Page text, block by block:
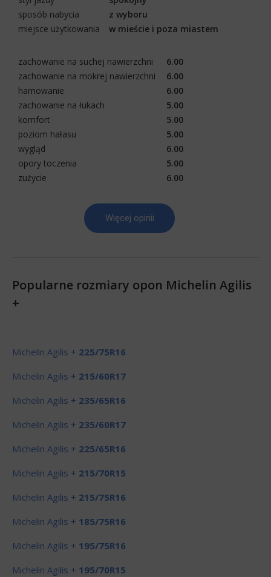
sposób nabycia
z wyboru
miejsce użytkowania
w mieście i poza miastem
zachowanie na suchej nawierzchni
6.00
zachowanie na mokrej nawierzchni
6.00
hamowanie
6.00
zachowanie na łukach
5.00
komfort
5.00
poziom hałasu
5.00
wygląd
6.00
opory toczenia
5.00
zużycie
6.00
Więcej opinii
Popularne rozmiary opon Michelin Agilis
+
Michelin Agilis + 225/75R16
Michelin Agilis + 215/60R17
Michelin Agilis + 235/65R16
Michelin Agilis + 235/60R17
Michelin Agilis + 225/65R16
Michelin Agilis + 215/70R15
Michelin Agilis + 215/75R16
Michelin Agilis + 185/75R16
Michelin Agilis + 195/75R16
Michelin Agilis + 195/70R15